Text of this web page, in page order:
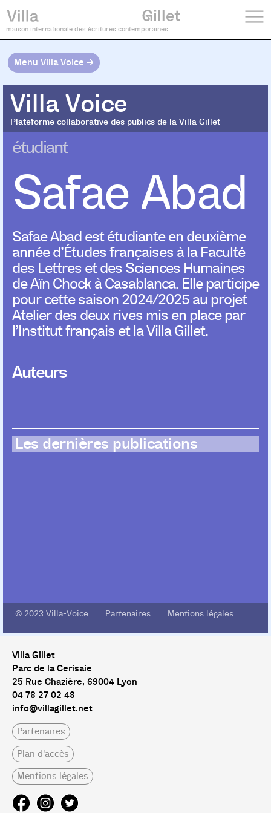
maison internationale des écritures contemporaines
Menu Villa Voice →
Villa Voice
Plateforme collaborative des publics de la Villa Gillet
Villa Voice
étudiant
Safae Abad
Safae Abad est étudiante en deuxième
année d’Études françaises à la Faculté
des Lettres et des Sciences Humaines
de Aïn Chock à Casablanca. Elle participe
pour cette saison 2024/2025 au projet
Atelier des deux rives mis en place par
l’Institut français et la Villa Gillet.
Auteurs
Les dernières publications
© 2023 Villa-Voice Partenaires Mentions légales
Villa Gillet
Parc de la Cerisaie
25 Rue Chazière, 69004 Lyon
04 78 27 02 48
info@villagillet.net
Partenaires
Plan d'accès
Mentions légales